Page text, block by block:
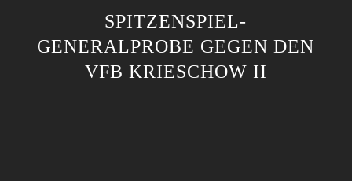
SPITZENSPIEL-
GENERALPROBE GEGEN DEN
VFB KRIESCHOW II